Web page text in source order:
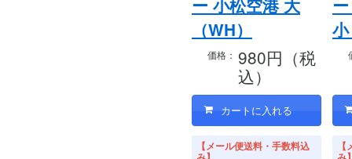
ー 小松空港 大
（WH）
価格： 980円（税
込）
【メール便送料・手数料込